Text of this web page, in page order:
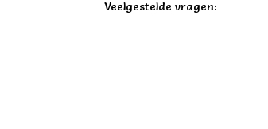
Veelgestelde vragen: